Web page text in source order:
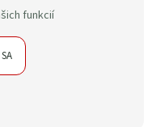
funkcií